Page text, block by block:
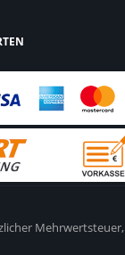
Mehrwertsteuer,